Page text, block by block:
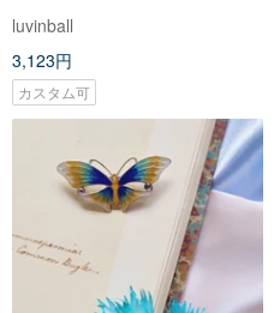
luvinball
3,123円
カスタム可